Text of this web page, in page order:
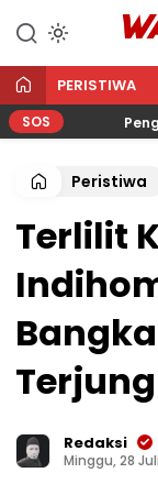
PERISTIWA
SOS Pengurus
Peristiwa
Terlilit
Redaksi
Minggu, 28